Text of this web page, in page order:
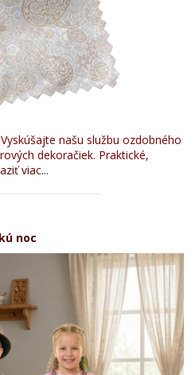
našu službu ozdobného
dekoračiek. Praktické,
viac...
noc